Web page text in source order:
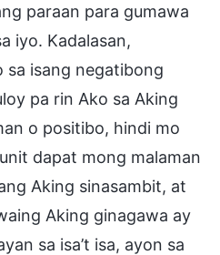
paraan para gumawa
iyo. Kadalasan,
sa isang negatibong
pa rin Ako sa Aking
o positibo, hindi mo
dapat mong malaman
Aking sinasambit, at
Aking ginagawa ay
sa isa’t isa, ayon sa